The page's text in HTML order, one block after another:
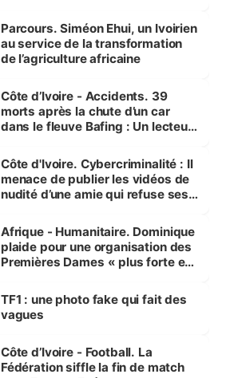
Parcours. Siméon Ehui, un Ivoirien
au service de la transformation
de l’agriculture africaine
Côte d’Ivoire - Accidents. 39
morts après la chute d’un car
dans le fleuve Bafing : Un lecteur
des Transports
Côte d'Ivoire. Cybercriminalité : Il
menace de publier les vidéos de
nudité d’une amie qui refuse ses
Afrique - Humanitaire. Dominique
plaide pour une organisation des
Premières Dames « plus forte et
sur la scène internationale »
TF1 : une photo fake qui fait des
vagues
Côte d’Ivoire - Football. La
Fédération siffle la fin de match